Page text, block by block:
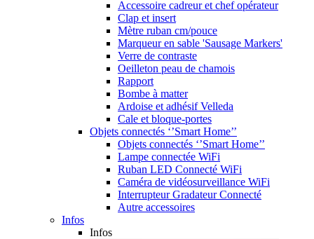
Accessoire cadreur et chef opérateur
Clap et insert
Mètre ruban cm/pouce
Marqueur en sable 'Sausage Markers'
Verre de contraste
Oeilleton peau de chamois
Rapport
Bombe à matter
Ardoise et adhésif Velleda
Cale et bloque-portes
Objets connectés ‘’Smart Home’’
Objets connectés ‘’Smart Home’’
Lampe connectée WiFi
Ruban LED Connecté WiFi
Caméra de vidéosurveillance WiFi
Interrupteur Gradateur Connecté
Autre accessoires
Infos
Infos